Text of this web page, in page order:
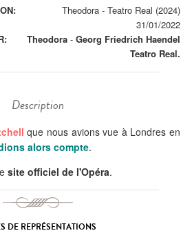
Theodora - Teatro Real (2024)
31/01/2022
Theodora - Georg Friedrich Haendel
Teatro Real.
Description
que nous avions vue à Londres en
alors compte.
site officiel de l'Opéra.
DE REPRÉSENTATIONS